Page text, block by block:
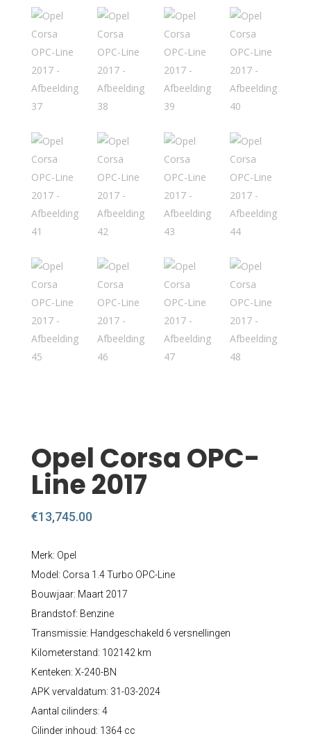
Opel Corsa OPC-
Line 2017
€13,745.00
Merk: Opel
Model: Corsa 1.4 Turbo OPC-Line
Bouwjaar: Maart 2017
Brandstof: Benzine
Transmissie: Handgeschakeld 6 versnellingen
Kilometerstand: 102142 km
Kenteken: X-240-BN
APK vervaldatum: 31-03-2024
Aantal cilinders: 4
Cilinder inhoud: 1364 cc